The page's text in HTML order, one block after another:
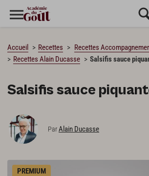
Accueil Recettes
Recettes
Recettes Alain Ducasse
Salsifis sauce
Salsifis sauce
ParAlain Ducasse
PREMIUM
CHARGEMENT…